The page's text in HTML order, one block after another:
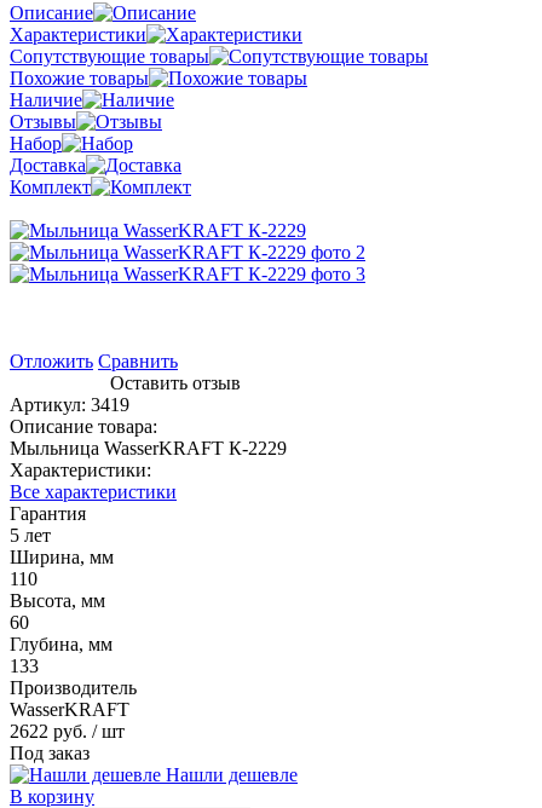
Описание
Характеристики
Сопутствующие товары
Похожие товары
Наличие
Отзывы
Набор
Доставка
Комплект
Отложить Сравнить
Оставить отзыв
Артикул: 3419
Описание товара:
Мыльница WasserKRAFT К-2229
Характеристики:
Все характеристики
Гарантия
5 лет
Ширина, мм
110
Высота, мм
60
Глубина, мм
133
Производитель
WasserKRAFT
2622 руб. / шт
Под заказ
Нашли дешевле
В корзину